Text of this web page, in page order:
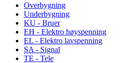
Overbygning
Underbygning
KU - Bruer
EH - Elektro høyspenning
EL - Elektro lavspenning
SA - Signal
TE - Tele